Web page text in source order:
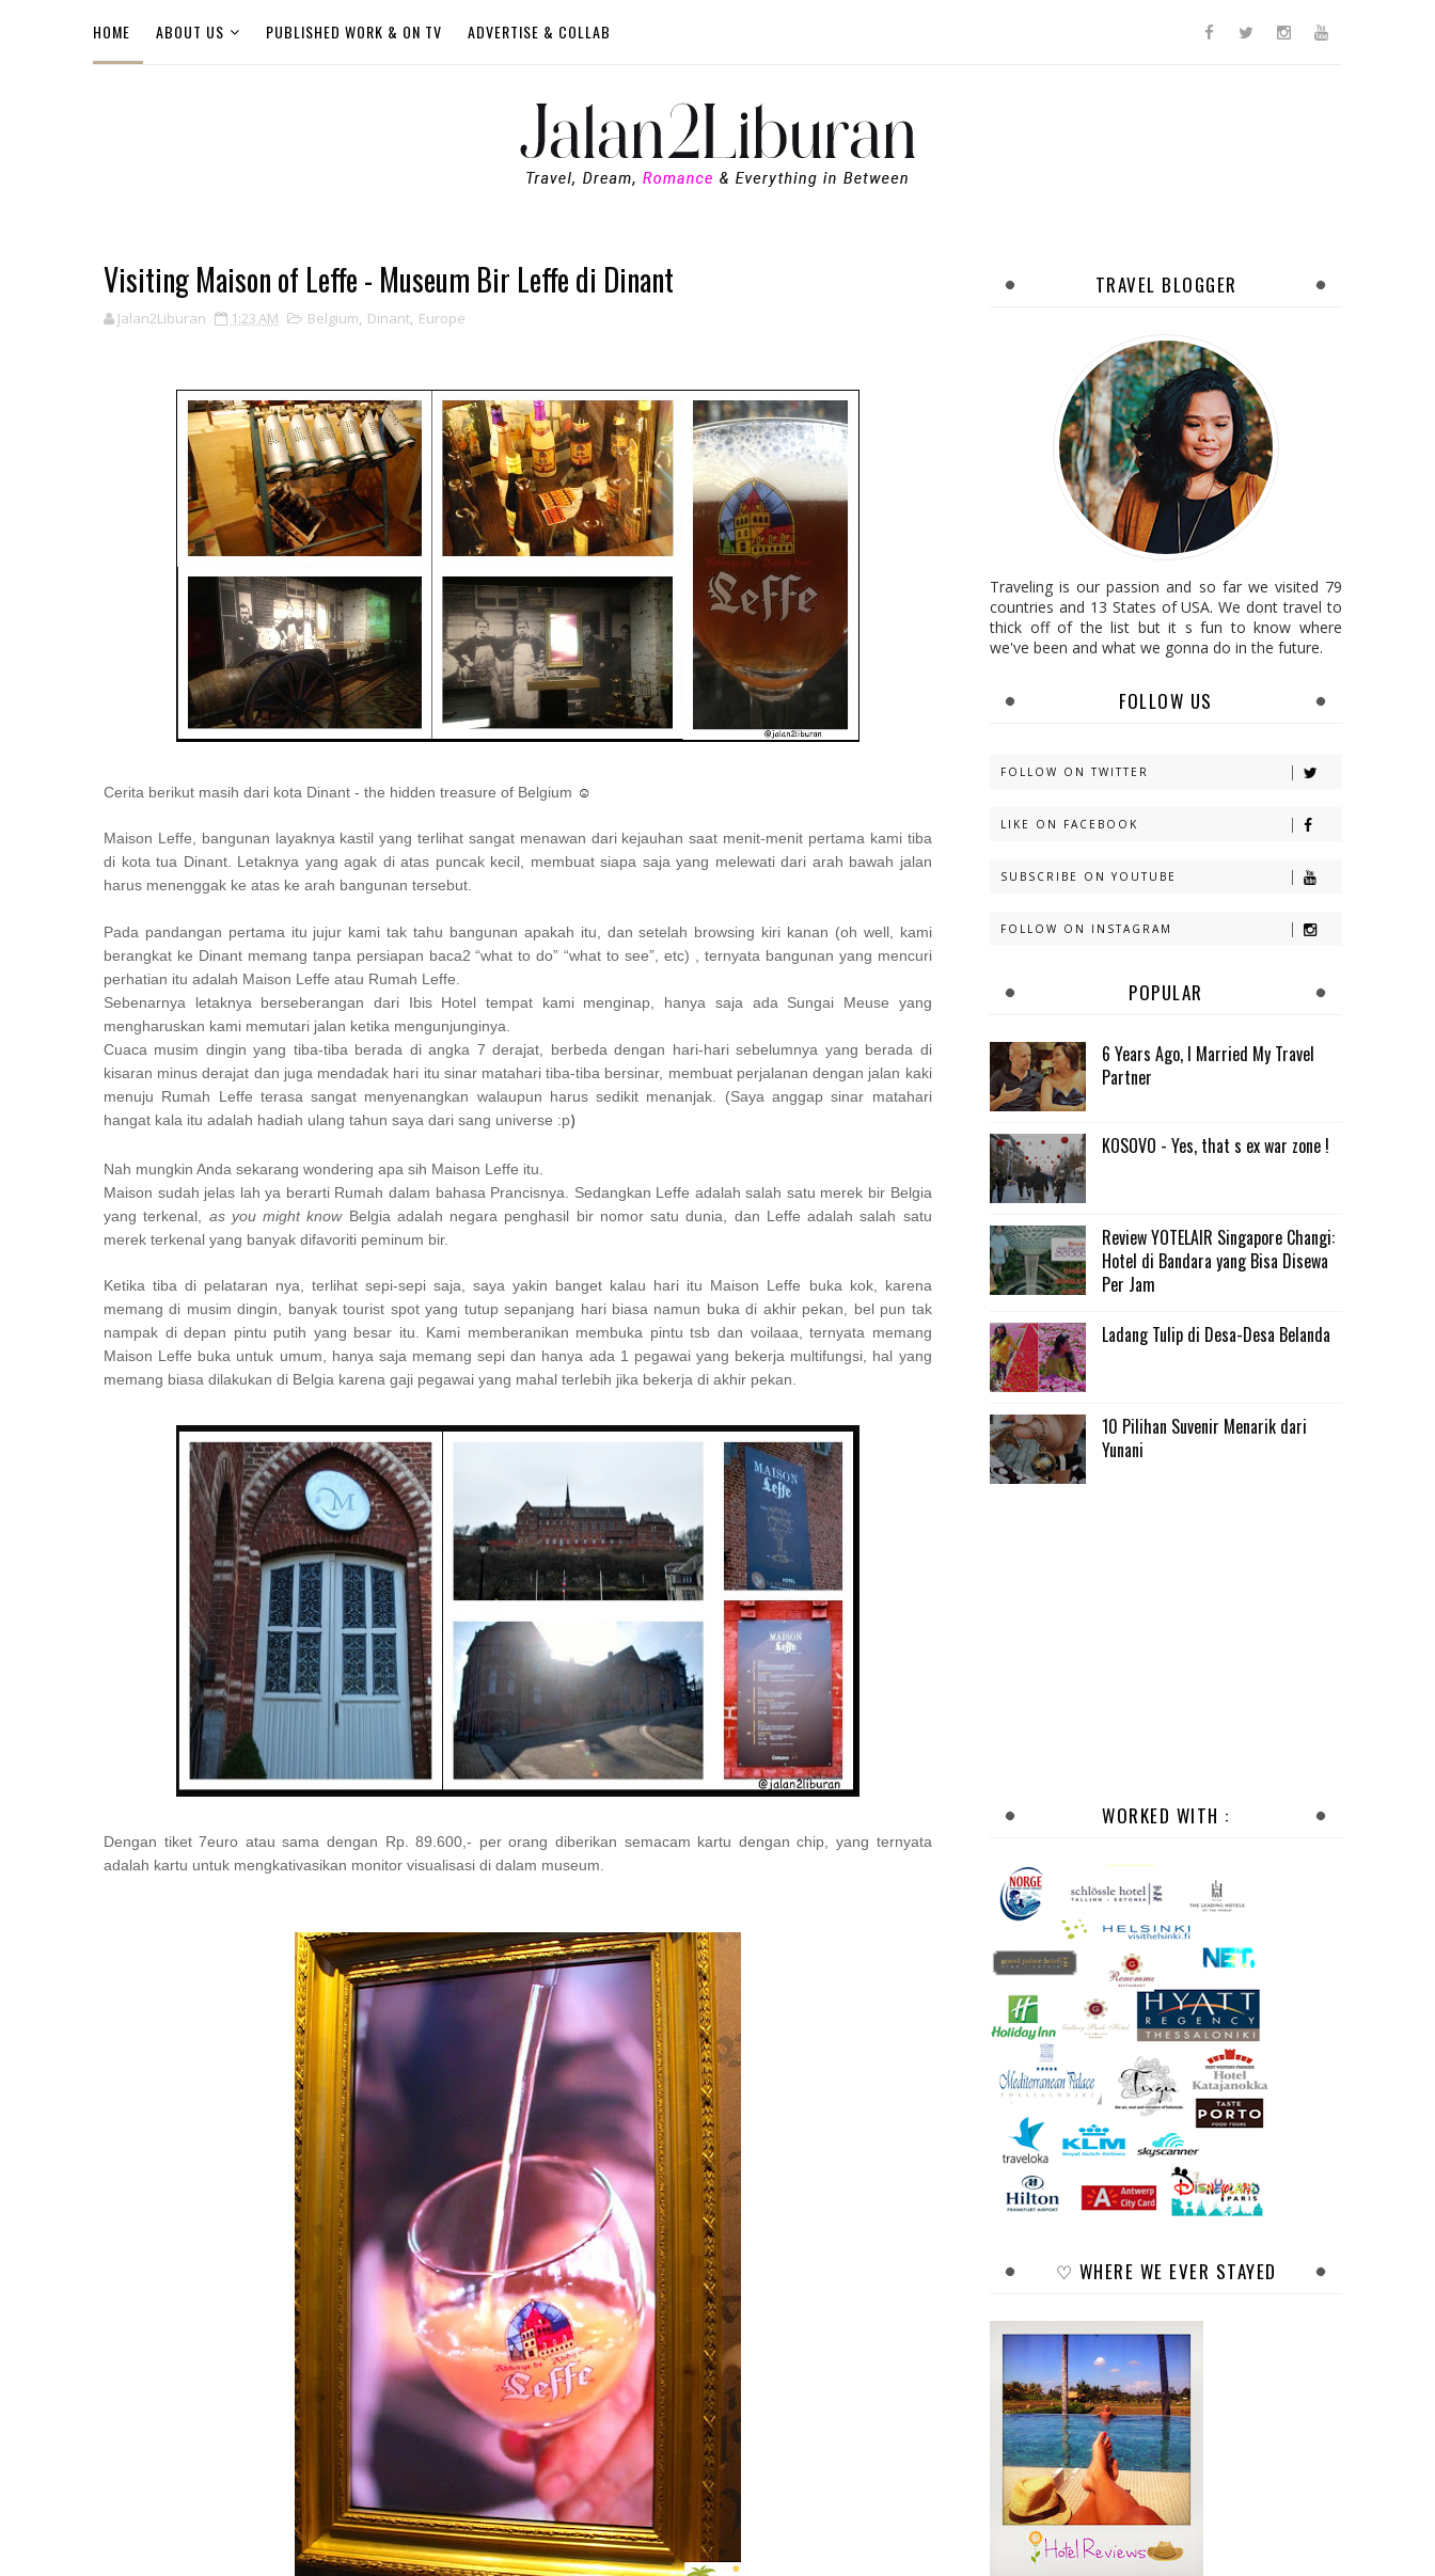
HOME ABOUT US PUBLISHED WORK & ON TV ADVERTISE & COLLAB
Visiting Maison of Leffe - Museum Bir Leffe di Dinant
Jalan2Liburan 1:23 AM Belgium, Dinant, Europe
Cerita berikut masih dari kota Dinant - the hidden treasure of Belgium ☺
Maison Leffe, bangunan layaknya kastil yang terlihat sangat menawan dari kejauhan saat menit-menit pertama kami tiba
di kota tua Dinant. Letaknya yang agak di atas puncak kecil, membuat siapa saja yang melewati dari arah bawah jalan
harus menenggak ke atas ke arah bangunan tersebut.
Pada pandangan pertama itu jujur kami tak tahu bangunan apakah itu, dan setelah browsing kiri kanan (oh well, kami
berangkat ke Dinant memang tanpa persiapan baca2 “what to do” “what to see”, etc) , ternyata bangunan yang mencuri
perhatian itu adalah Maison Leffe atau Rumah Leffe.
Sebenarnya letaknya berseberangan dari Ibis Hotel tempat kami menginap, hanya saja ada Sungai Meuse yang
mengharuskan kami memutari jalan ketika mengunjunginya.
Cuaca musim dingin yang tiba-tiba berada di angka 7 derajat, berbeda dengan hari-hari sebelumnya yang berada di
kisaran minus derajat dan juga mendadak hari itu sinar matahari tiba-tiba bersinar, membuat perjalanan dengan jalan kaki
menuju Rumah Leffe terasa sangat menyenangkan walaupun harus sedikit menanjak. (Saya anggap sinar matahari
hangat kala itu adalah hadiah ulang tahun saya dari sang universe :p)
Nah mungkin Anda sekarang wondering apa sih Maison Leffe itu.
Maison sudah jelas lah ya berarti Rumah dalam bahasa Prancisnya. Sedangkan Leffe adalah salah satu merek bir Belgia
yang terkenal, as you might knowBelgia adalah negara penghasil bir nomor satu dunia, dan Leffe adalah salah satu
merek terkenal yang banyak difavoriti peminum bir.
Ketika tiba di pelataran nya, terlihat sepi-sepi saja, saya yakin banget kalau hari itu Maison Leffe buka kok, karena
memang di musim dingin, banyak tourist spot yang tutup sepanjang hari biasa namun buka di akhir pekan, bel pun tak
nampak di depan pintu putih yang besar itu. Kami memberanikan membuka pintu tsb dan voilaaa, ternyata memang
Maison Leffe buka untuk umum, hanya saja memang sepi dan hanya ada 1 pegawai yang bekerja multifungsi, hal yang
memang biasa dilakukan di Belgia karena gaji pegawai yang mahal terlebih jika bekerja di akhir pekan.
Dengan tiket 7euro atau sama dengan Rp. 89.600,- per orang diberikan semacam kartu dengan chip, yang ternyata
adalah kartu untuk mengkativasikan monitor visualisasi di dalam museum.
TRAVEL BLOGGER
Traveling is our passion and so far we visited 79
countries and 13 States of USA. We dont travel to
thick off of the list but it s fun to know where
we've been and what we gonna do in the future.
FOLLOW US
FOLLOW ON TWITTER
LIKE ON FACEBOOK
SUBSCRIBE ON YOUTUBE
FOLLOW ON INSTAGRAM
POPULAR
6 Years Ago, I Married My Travel
Partner
KOSOVO - Yes, that s ex war zone !
Review YOTELAIR Singapore Changi:
Hotel di Bandara yang Bisa Disewa
Per Jam
Ladang Tulip di Desa-Desa Belanda
10 Pilihan Suvenir Menarik dari
Yunani
WORKED WITH :
♡ WHERE WE EVER STAYED